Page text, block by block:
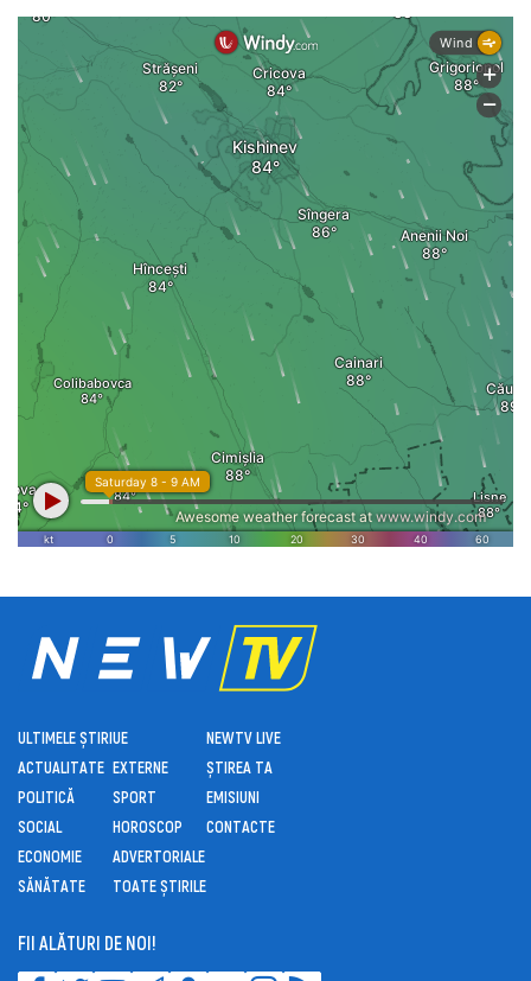
ULTIMELE ȘTIRI
ACTUALITATE
POLITICĂ
SOCIAL
ECONOMIE
SĂNĂTATE
UE
EXTERNE
SPORT
HOROSCOP
ADVERTORIALE
TOATE ȘTIRILE
NEWTV LIVE
ȘTIREA TA
EMISIUNI
CONTACTE
FII ALĂTURI DE NOI!